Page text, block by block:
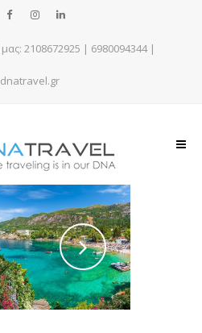
2108672925 | 6980094344|